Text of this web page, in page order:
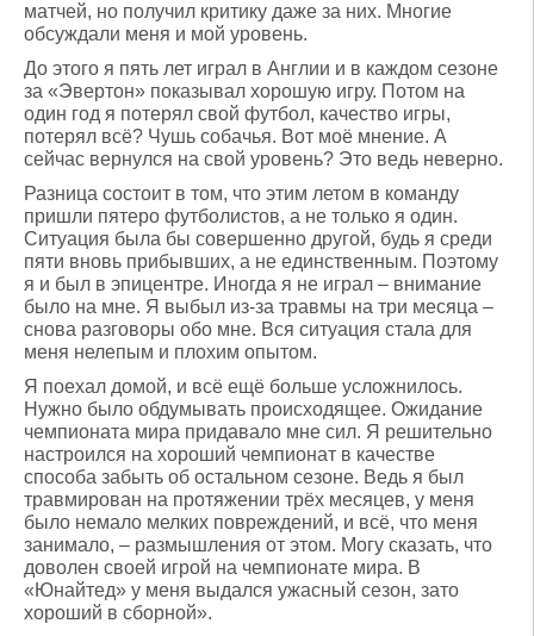
матчей, но получил критику даже за них. Многие
обсуждали меня и мой уровень.
До этого я пять лет играл в Англии и в каждом сезоне
за «Эвертон» показывал хорошую игру. Потом на
один год я потерял свой футбол, качество игры,
потерял всё? Чушь собачья. Вот моё мнение. А
сейчас вернулся на свой уровень? Это ведь неверно.
Разница состоит в том, что этим летом в команду
пришли пятеро футболистов, а не только я один.
Ситуация была бы совершенно другой, будь я среди
пяти вновь прибывших, а не единственным. Поэтому
я и был в эпицентре. Иногда я не играл – внимание
было на мне. Я выбыл из-за травмы на три месяца –
снова разговоры обо мне. Вся ситуация стала для
меня нелепым и плохим опытом.
Я поехал домой, и всё ещё больше усложнилось.
Нужно было обдумывать происходящее. Ожидание
чемпионата мира придавало мне сил. Я решительно
настроился на хороший чемпионат в качестве
способа забыть об остальном сезоне. Ведь я был
травмирован на протяжении трёх месяцев, у меня
было немало мелких повреждений, и всё, что меня
занимало, – размышления от этом. Могу сказать, что
доволен своей игрой на чемпионате мира. В
«Юнайтед» у меня выдался ужасный сезон, зато
хороший в сборной».